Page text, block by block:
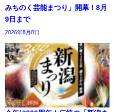
みちのく芸能まつり」開幕！8月
9日まで
2026年8月8日